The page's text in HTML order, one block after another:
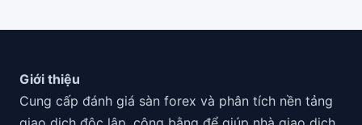
Giới thiệu
Cung cấp đánh giá sàn forex và phân tích nền tảng